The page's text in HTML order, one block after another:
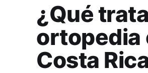
¿Qué
ortopedia
Costa